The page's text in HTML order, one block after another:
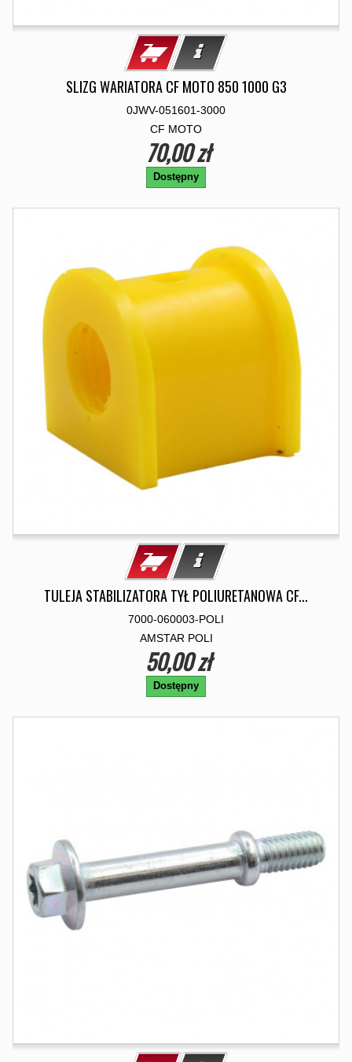
SLIZG WARIATORA CF MOTO 850 1000 G3
0JWV-051601-3000
CF MOTO
70,00 zł
Dostępny
TULEJA STABILIZATORA TYŁ POLIURETANOWA CF...
7000-060003-POLI
AMSTAR POLI
50,00 zł
Dostępny